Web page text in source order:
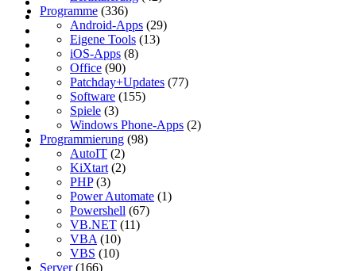
Programme (336)
Android-Apps (29)
Eigene Tools (13)
iOS-Apps (8)
Office (90)
Patchday+Updates (77)
Software (155)
Spiele (3)
Windows Phone-Apps (2)
Programmierung (98)
AutoIT (2)
KiXtart (2)
PHP(3)
Power Automate (1)
Powershell (67)
VB.NET (11)
VBA (10)
VBS (10)
Server(166)